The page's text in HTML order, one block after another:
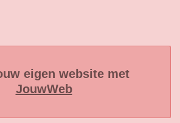
eigen website met
JouwWeb